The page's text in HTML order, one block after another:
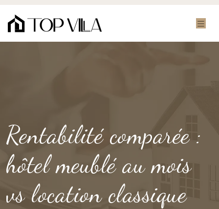
Rentabilité comparée :
hôtel meublé au mois
vs location classique